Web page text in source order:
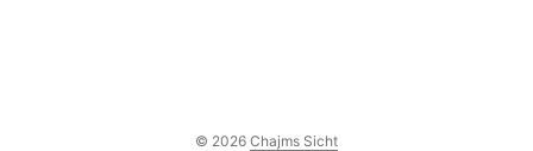
© 2026 Chajms Sicht